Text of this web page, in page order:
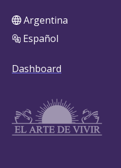
Argentina
Español
Dashboard